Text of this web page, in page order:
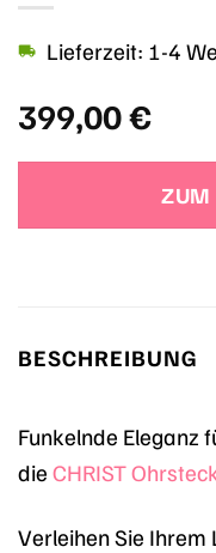
399,00€
Lieferzeit: 1-4
ZUM
BESCHREIBUNG
Funkelnde Eleganz
die CHRIST
Verleihen Sie Ihrem